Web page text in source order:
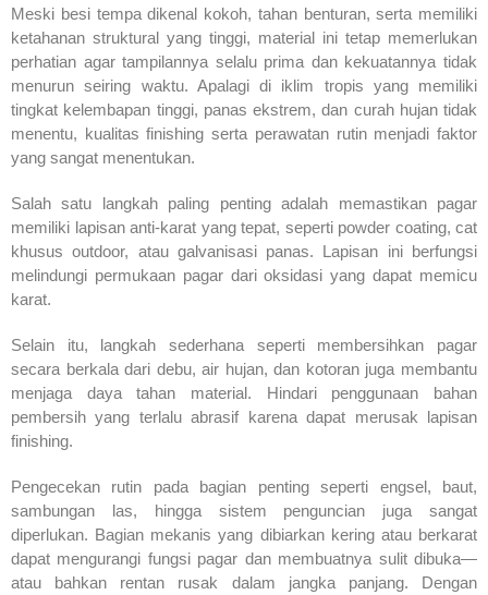
Meski besi tempa dikenal kokoh, tahan benturan, serta memiliki
ketahanan struktural yang tinggi, material ini tetap memerlukan
perhatian agar tampilannya selalu prima dan kekuatannya tidak
menurun seiring waktu. Apalagi di iklim tropis yang memiliki
tingkat kelembapan tinggi, panas ekstrem, dan curah hujan tidak
menentu, kualitas finishing serta perawatan rutin menjadi faktor
yang sangat menentukan.
Salah satu langkah paling penting adalah memastikan pagar
memiliki lapisan anti-karat yang tepat, seperti powder coating, cat
khusus outdoor, atau galvanisasi panas. Lapisan ini berfungsi
melindungi permukaan pagar dari oksidasi yang dapat memicu
karat.
Selain itu, langkah sederhana seperti membersihkan pagar
secara berkala dari debu, air hujan, dan kotoran juga membantu
menjaga daya tahan material. Hindari penggunaan bahan
pembersih yang terlalu abrasif karena dapat merusak lapisan
finishing.
Pengecekan rutin pada bagian penting seperti engsel, baut,
sambungan las, hingga sistem penguncian juga sangat
diperlukan. Bagian mekanis yang dibiarkan kering atau berkarat
dapat mengurangi fungsi pagar dan membuatnya sulit dibuka—
atau bahkan rentan rusak dalam jangka panjang. Dengan